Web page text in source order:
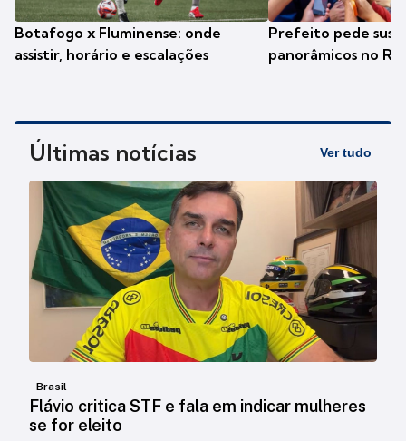
Botafogo x Fluminense: onde
assistir, horário e escalações
Prefeito pede
panorâmicos no Rio
Últimas notícias Ver tudo
Brasil
Flávio critica STF e fala em indicar mulheres
se for eleito